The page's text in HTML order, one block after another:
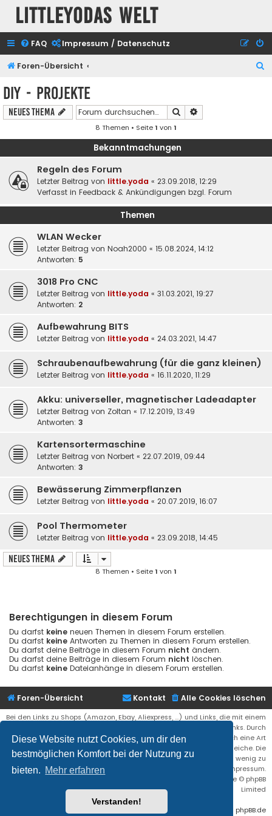
Diese Website nutzt Cookies, um dir den
bestmöglichen Komfort bei der Nutzung zu
bieten. Mehr erfahren
Verstanden!
Littleyodas Welt
FAQ Impressum / Datenschutz
Foren-Übersicht
DIY - Projekte
Neues Thema Suche
8 Themen • Seite1 von 1
Bekanntmachungen
Regeln des Forum
Letzter Beitrag von little.yoda « 23.09.2018, 12:29
Verfasst in Feedback & Ankündigungen bzgl. Forum
Themen
WLAN Wecker
Letzter Beitrag von Noah2000 « 15.08.2024, 14:12
Antworten: 5
3018 Pro CNC
Letzter Beitrag von little.yoda « 31.03.2021, 19:27
Antworten: 2
Aufbewahrung BITS
Letzter Beitrag von little.yoda « 24.03.2021, 14:47
Schraubenaufbewahrung (für die ganz kleinen)
Letzter Beitrag von little.yoda « 16.11.2020, 11:29
Akku: universeller, magnetischer Ladeadapter
Letzter Beitrag von Zoltan « 17.12.2019, 13:49
Antworten: 3
Kartensortermaschine
Letzter Beitrag von Norbert « 22.07.2019, 09:44
Antworten: 3
Bewässerung Zimmerpflanzen
Letzter Beitrag von little.yoda « 20.07.2019, 16:07
Pool Thermometer
Letzter Beitrag von little.yoda « 23.09.2018, 14:45
Neues Thema
8 Themen • Seite1 von 1
Berechtigungen in diesem Forum
Du darfst keine neuen Themen in diesem Forum erstellen.
Du darfst keine Antworten zu Themen in diesem Forum erstellen.
Du darfst deine Beiträge in diesem Forum nicht ändern.
Du darfst deine Beiträge in diesem Forum nicht löschen.
Du darfst keine Dateianhänge in diesem Forum erstellen.
Foren-Übersicht Alle Cookies löschen
Kontakt
Bei den Links zu Shops (Amazon, Ebay, Aliexpress, ...) und Links, die mit einem
Stern (*) markiert sind, kann es sich um sogenannte Affiliate Links. Durch
den Kauf eines Produktes über einen Affiliate Link erhälte ich eine Art
Umsatzbeteiligung gutgeschrieben. Für euch bleibt der Preis der gleiche. Die
Einnahmen helfen die Hostgebühren für diese Webseite ein wenig zu
reduzieren. Siehe auch das Impressum.
® Forum Software © phpBB
Limited
Deutsche Übersetzung durch phpBB.de